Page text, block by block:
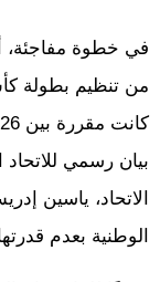
في خطوة مفاجئة،
بيان رسمي
الاتحاد، ياسين
الوطنية بعدم